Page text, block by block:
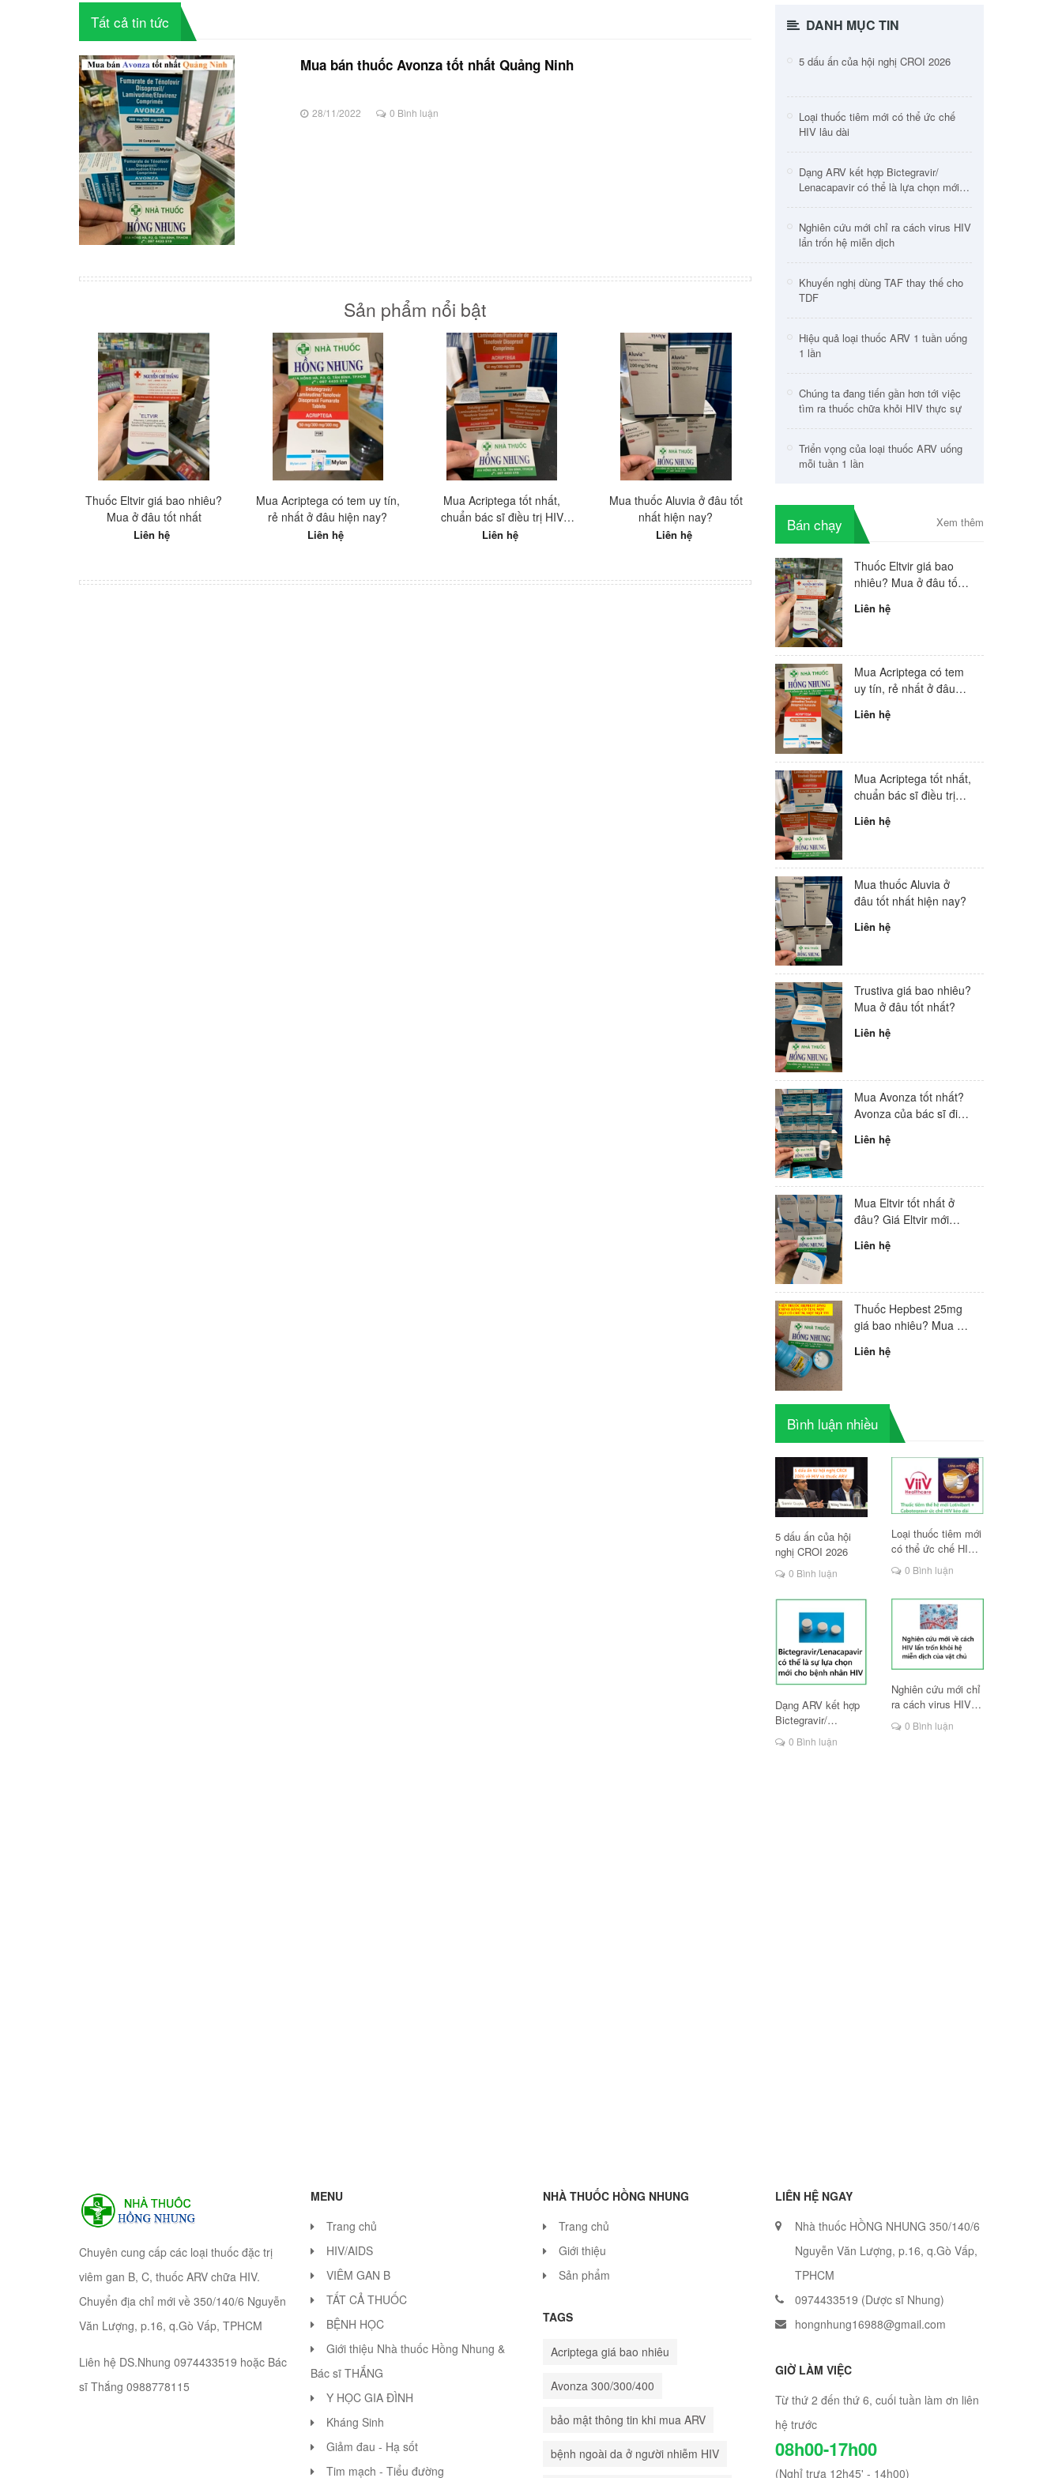
Tất cả tin tức
Mua bán thuốc Avonza tốt nhất Quảng Ninh
28/11/2022 0 Bình luận
Sản phẩm nổi bật
Thuốc Eltvir giá bao nhiêu?
Mua ở đâu tốt nhất
Liên hệ
Mua Acriptega có tem uy tín,
rẻ nhất ở đâu hiện nay?
Liên hệ
Mua Acriptega tốt nhất,
chuẩn bác sĩ điều trị HIV
hàng đầu Việt Nam
Liên hệ
Mua thuốc Aluvia ở đâu tốt
nhất hiện nay?
Liên hệ
ở đâu tốt nhất?
Liên hệ
của bác sĩ điều trị
DANH MỤC TIN
5 dấu ấn của hội nghị CROI 2026
Loại thuốc tiêm mới có thể ức chế
HIV lâu dài
Dạng ARV kết hợp Bictegravir/
Lenacapavir có thể là lựa chọn mới
Nghiên cứu mới chỉ ra cách virus HIV
lẩn trốn hệ miễn dịch
Khuyến nghị dùng TAF thay thế cho
TDF
Hiệu quả loại thuốc ARV 1 tuần uống
1 lần
Chúng ta đang tiến gần hơn tới việc
tìm ra thuốc chữa khỏi HIV thực sự
Triển vọng của loại thuốc ARV uống
mỗi tuần 1 lần
Bán chạy Xem thêm
Thuốc Eltvir giá bao
nhiêu? Mua ở đâu tốt
Liên hệ
Mua Acriptega có tem
uy tín, rẻ nhất ở đâu
Liên hệ
Mua Acriptega tốt nhất,
chuẩn bác sĩ điều trị
Nam
Liên hệ
Mua thuốc Aluvia ở
đâu tốt nhất hiện nay?
Liên hệ
Trustiva giá bao nhiêu?
Mua ở đâu tốt nhất?
Liên hệ
Mua Avonza tốt nhất?
Avonza của bác sĩ điều
Nam
Liên hệ
Mua Eltvir tốt nhất ở
đâu? Giá Eltvir mới
Liên hệ
Thuốc Hepbest 25mg
giá bao nhiêu? Mua ở
Liên hệ
Bình luận nhiều
5 dấu ấn của hội
nghị CROI 2026
0 Bình luận
Loại thuốc tiêm mới
có thể ức chế HIV
lâu dài
0 Bình luận
Dạng ARV kết hợp
Bictegravir/
Lenacapavir có thể
là lựa chọn mới cho
0 Bình luận
Nghiên cứu mới chỉ
ra cách virus HIV
lẩn trốn hệ miễn
dịch
0 Bình luận
Chuyên cung cấp các loại thuốc đặc trị
viêm gan B, C, thuốc ARV chữa HIV.
Chuyển địa chỉ mới về 350/140/6 Nguyễn
Văn Lượng, p.16, q.Gò Vấp, TPHCM
Liên hệ DS.Nhung 0974433519 hoặc Bác
sĩ Thắng 0988778115
MENU
Trang chủ
HIV/AIDS
VIÊM GAN B
TẤT CẢ THUỐC
BỆNH HỌC
Giới thiệu Nhà thuốc Hồng Nhung &
Bác sĩ THẮNG
Y HỌC GIA ĐÌNH
Kháng Sinh
Giảm đau - Hạ sốt
Tim mạch - Tiểu đường
NHÀ THUỐC HỒNG NHUNG
Trang chủ
Giới thiệu
Sản phẩm
TAGS
Acriptega giá bao nhiêu
Avonza 300/300/400
bảo mật thông tin khi mua ARV
bệnh ngoài da ở người nhiễm HIV
LIÊN HỆ NGAY
Nhà thuốc HỒNG NHUNG 350/140/6
Nguyễn Văn Lượng, p.16, q.Gò Vấp,
TPHCM
0974433519 (Dược sĩ Nhung)
hongnhung16988@gmail.com
GIỜ LÀM VIỆC
Từ thứ 2 đến thứ 6, cuối tuần làm ơn liên
hệ trước
08h00-17h00
(Nghỉ trưa 12h45' - 14h00)